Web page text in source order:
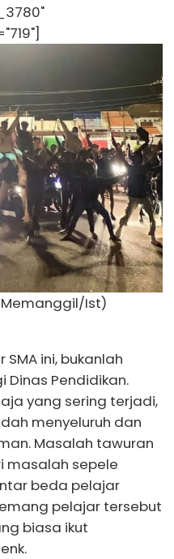
Ist)
ini, bukanlah
Dinas Pendidikan.
yang sering terjadi,
menyeluruh dan
Masalah tawuran
masalah sepele
beda pelajar
pelajar tersebut
biasa ikut